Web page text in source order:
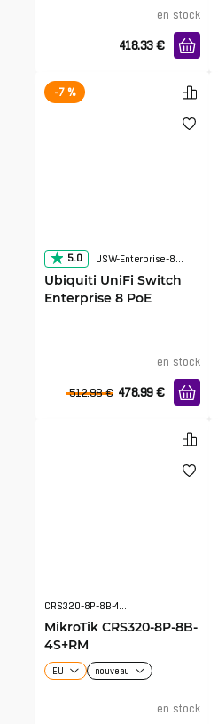
en stock
418.33 €
-7 %
5.0 USW-Enterprise-8-PoE
Ubiquiti UniFi Switch
Enterprise 8 PoE
en stock
512.98 € 478.99 €
CRS320-8P-8B-4S+RM
MikroTik CRS320-8P-8B-
4S+RM
EU nouveau
en stock